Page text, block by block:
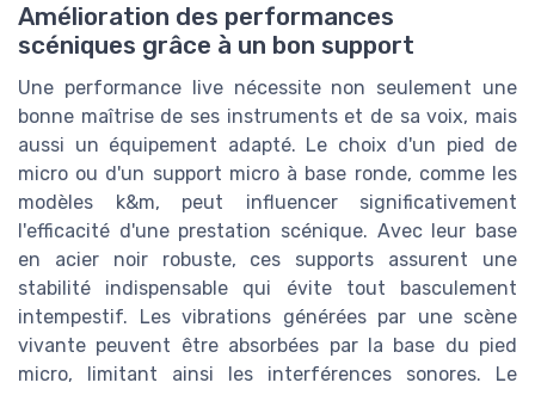
Amélioration des performances
scéniques grâce à un bon support
Une performance live nécessite non seulement une
bonne maîtrise de ses instruments et de sa voix, mais
aussi un équipement adapté. Le choix d'un pied de
micro ou d'un support micro à base ronde, comme les
modèles k&m, peut influencer significativement
l'efficacité d'une prestation scénique. Avec leur base
en acier noir robuste, ces supports assurent une
stabilité indispensable qui évite tout basculement
intempestif. Les vibrations générées par une scène
vivante peuvent être absorbées par la base du pied
micro, limitant ainsi les interférences sonores. Le